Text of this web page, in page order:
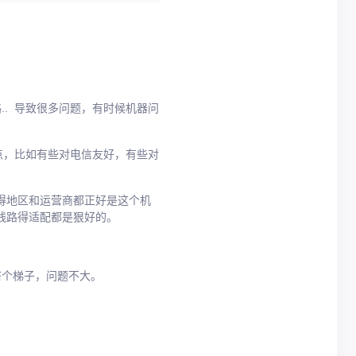
导致很多问题，有时候机器问
比如有些对电信友好，有些对
地区和运营商都正好是这个机
得适配都是狠好的。
梯子，问题不大。